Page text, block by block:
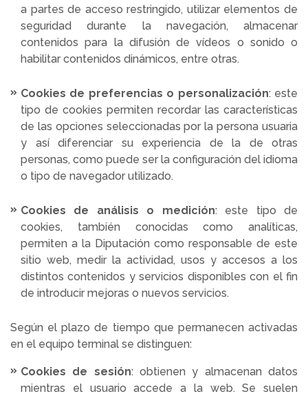
a partes de acceso restringido, utilizar elementos de
seguridad durante la navegación, almacenar
contenidos para la difusión de vídeos o sonido o
habilitar contenidos dinámicos, entre otras.
Cookies de preferencias o personalización: este
tipo de cookies permiten recordar las características
de las opciones seleccionadas por la persona usuaria
y así diferenciar su experiencia de la de otras
personas, como puede ser la configuración del idioma
o tipo de navegador utilizado.
Cookies de análisis o medición: este tipo de
cookies, también conocidas como analíticas,
permiten a la Diputación como responsable de este
sitio web, medir la actividad, usos y accesos a los
distintos contenidos y servicios disponibles con el fin
de introducir mejoras o nuevos servicios.
Según el plazo de tiempo que permanecen activadas
en el equipo terminal se distinguen:
Cookies de sesión: obtienen y almacenan datos
mientras el usuario accede a la web. Se suelen